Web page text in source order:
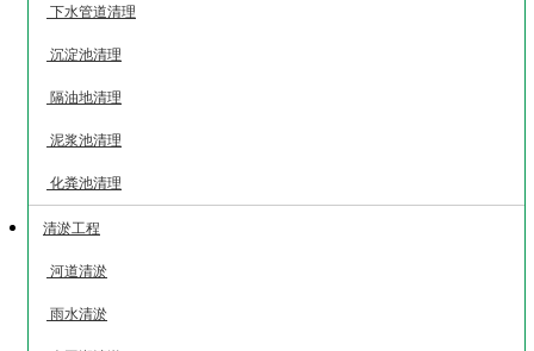
下水管道清理
沉淀池清理
隔油地清理
泥浆池清理
化粪池清理
清淤工程
河道清淤
雨水清淤